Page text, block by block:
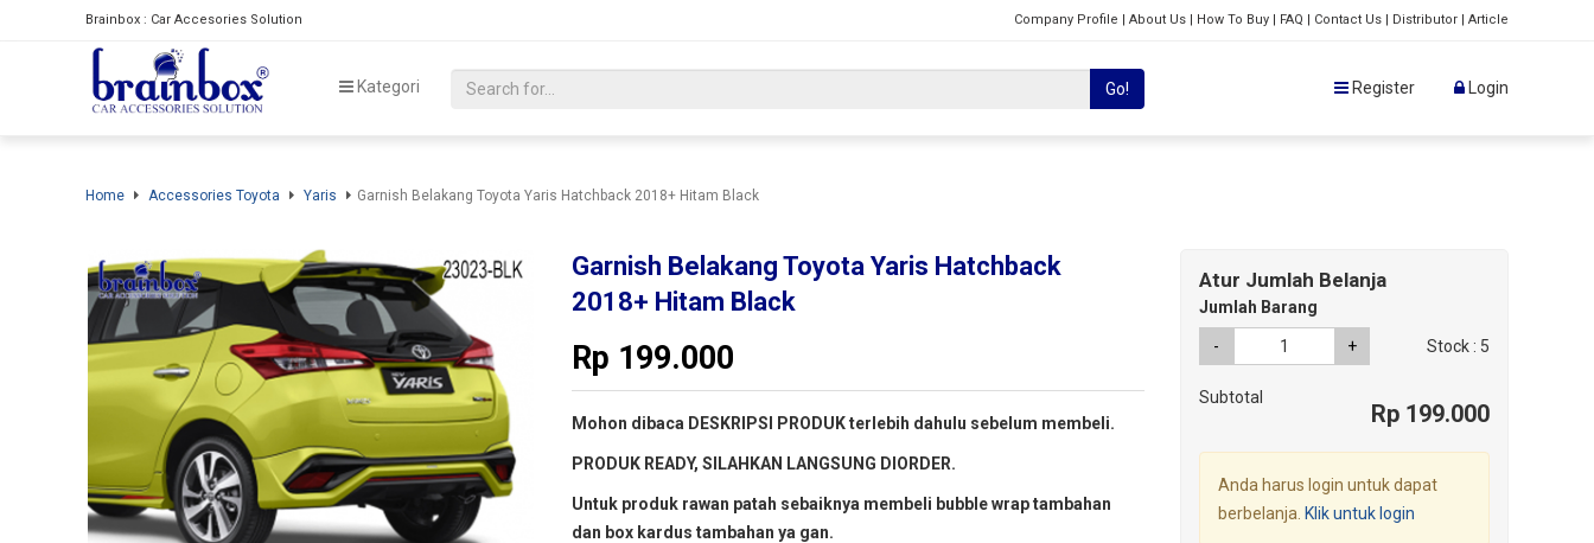
Brainbox : Car Accesories Solution Company Profile | About Us | How To Buy | FAQ | Contact Us | Distributor | Article
Kategori Go! Register Login
Home Accessories Toyota Yaris Garnish Belakang Toyota Yaris Hatchback 2018+ Hitam Black
Garnish Belakang Toyota Yaris Hatchback
2018+ Hitam Black
Rp 199.000
Mohon dibaca DESKRIPSI PRODUK terlebih dahulu sebelum membeli.
PRODUK READY, SILAHKAN LANGSUNG DIORDER.
Untuk produk rawan patah sebaiknya membeli bubble wrap tambahan
dan box kardus tambahan ya gan.
Atur Jumlah Belanja
Jumlah Barang
- + Stock : 5
Subtotal
Rp 199.000
Anda harus login untuk dapat
berbelanja. Klik untuk login